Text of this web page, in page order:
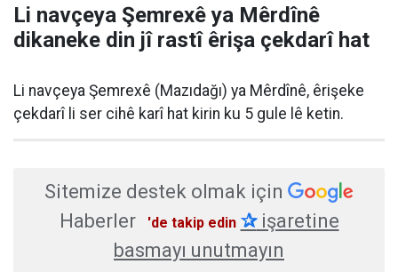
Li navçeya Şemrexê ya Mêrdînê
dikaneke din jî rastî êrişa çekdarî hat
Li navçeya Şemrexê (Mazıdağı) ya Mêrdînê, êrişeke
çekdarî li ser cihê karî hat kirin ku 5 gule lê ketin.
Sitemize destek olmak için
Haberler
'de takip edin ✰işaretine
basmayı unutmayın